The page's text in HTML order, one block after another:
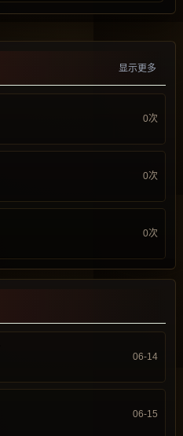
显示更多
0次
0次
0次
06-14
06-15